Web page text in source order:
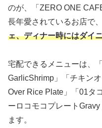
のが、「ZERO ONE
長年愛されているお店で、
ェ、ディナー時にはダイ
宅配できるメニューは、
GarlicShrimp」「チキン
Over Rice Plate」「01タ
ーロコモコプレート
ます。